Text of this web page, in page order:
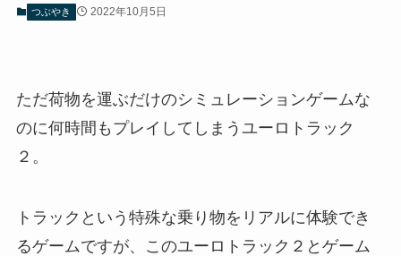
つぶやき 2022年10月5日
ただ荷物を運ぶだけのシミュレーションゲームな
のに何時間もプレイしてしまうユーロトラック
２。
トラックという特殊な乗り物をリアルに体験でき
るゲームですが、このユーロトラック２とゲーム